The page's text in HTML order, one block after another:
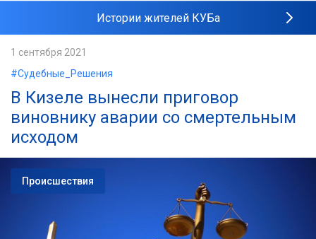
Истории жителей КУБа
1 сентября 2021
#Судебные_Решения
В Кизеле вынесли приговор
виновнику аварии со смертельным
исходом
Происшествия